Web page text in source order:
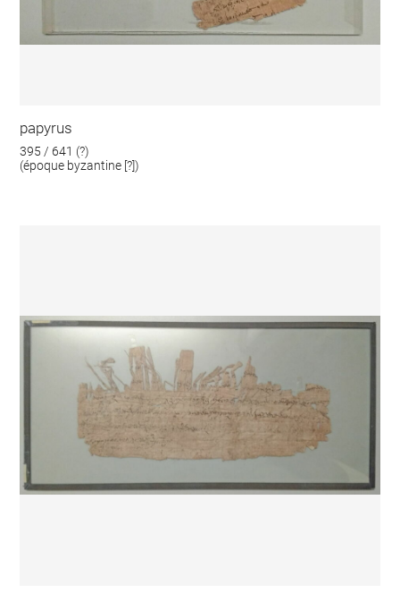
papyrus
395 / 641 (?)
(époque byzantine [?])